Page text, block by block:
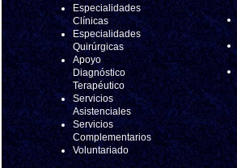
Especialidades
Clínicas
Especialidades
Quirúrgicas
Apoyo
Diagnóstico
Terapéutico
Servicios
Asistenciales
Servicios
Complementarios
Voluntariado